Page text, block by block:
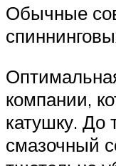
Обычные
компании,
катушку. До
смазочный